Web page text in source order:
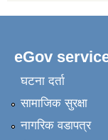
eGov
घटना दर्ता
सामाजिक सुरक्षा
नागरिक वडापत्र